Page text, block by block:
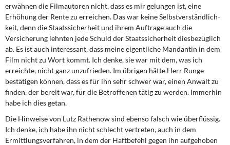
erwähnen die Filmautoren nicht, dass es mir gelungen ist, eine
Erhöhung der Rente zu erreichen. Das war keine Selbstverständlich­
keit, denn die Staatssicherheit und ihrem Auftrage auch die
Versicherung lehnten jede Schuld der Staatssicherheit diesbezüglich
ab. Es ist auch interessant, dass meine ei­gentliche Mandantin in dem
Film nicht zu Wort kommt. Ich denke, sie war mit dem, was ich
erreichte, nicht ganz unzufrieden. Im übrigen hätte Herr Runge
bestätigen können, dass es für ihn sehr schwer war, einen Anwalt zu
finden, der bereit war, für die Betrof­fenen tätig zu werden. Immerhin
habe ich dies getan.
Die Hinweise von Lutz Rathenow sind ebenso falsch wie überflüssig.
Ich denke, ich ha­be ihn nicht schlecht vertreten, auch in dem
Ermittlungsverfahren, in dem der Haftbefehl gegen ihn aufgehoben